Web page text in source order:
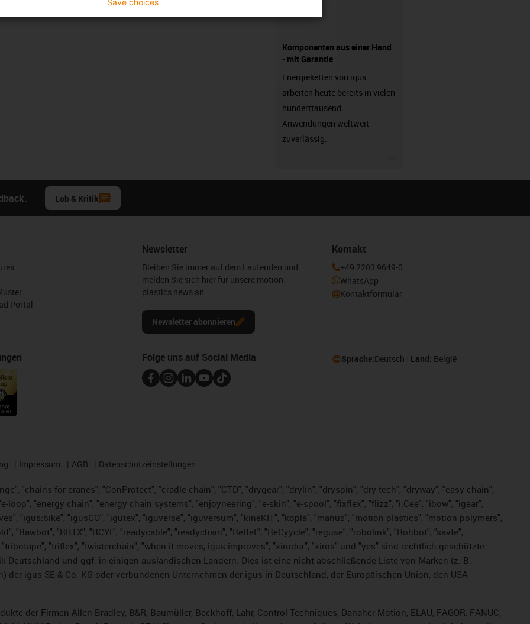
Komponenten aus einer Hand
- mit Garantie
Energieketten von igus
arbeiten heute bereits in vielen
hunderttausend
Anwendungen weltweit
zuverlässig.
Lob & Kritik
Portal
Newsletter
Bleiben Sie immer auf dem Laufenden und
melden Sie sich hier für unsere motion
plastics news an.
Newsletter abonnieren
Kontakt
+49 2203 9649-0
WhatsApp
Kontaktformular
Folge uns auf Social Media Sprache:Deutsch Land: België
Impressum AGB Datenschutzeinstellungen
"chains for cranes", "ConProtect", "cradle-chain", "CTD", "drygear", "drylin", "dryspin", "dry-tech", "dryway", "easy chain",
loop", "energy chain", "energy chain systems", "enjoyneering", "e-skin", "e-spool", "fixflex", "flizz", "i.Cee", "ibow", "igear",
"igus:bike", "igusGO", "igutex", "iguverse", "iguversum", "kineKIT", "kopla", "manus", "motion plastics", "motion polymers",
"Rawbot", "RBTX", "RCYL", "readycable", "readychain", "ReBeL", "ReCyycle", "reguse", "robolink", "Rohbot", "savfe",
"triflex", "twisterchain", "when it moves, igus improves", "xirodur", "xiros" und "yes" sind rechtlich geschützte
Deutschland und ggf. in einigen ausländischen Ländern. Dies ist eine nicht abschließende Liste von Marken (z. B.
igus SE & Co. KG oder verbundenen Unternehmen der igus in Deutschland, der Europäischen Union, den USA
der Firmen Allen Bradley, B&R, Baumüller, Beckhoff, Lahr, Control Techniques, Danaher Motion, ELAU, FAGOR, FANUC,